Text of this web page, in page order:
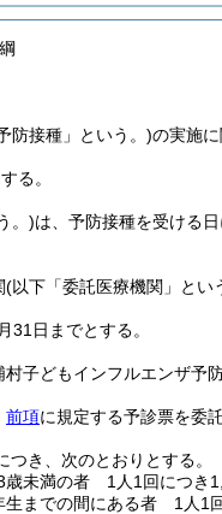
防接種」という。)の実施
る。
。)は、予防接種を受ける
(以下「委託医療機関」とい
日までとする。
子どもインフルエンザ予
前項に規定する予診票を委
つき、次のとおりとする。
歳未満の者 1人1回につ
生までの間にある者 1人